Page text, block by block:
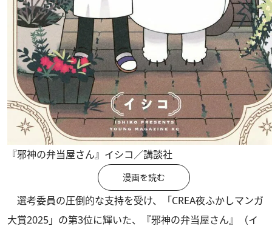
『邪神の弁当屋さん』イシコ／講談社
漫画を読む
選考委員の圧倒的な支持を受け、「CREA夜ふかしマンガ
大賞2025」の第3位に輝いた、『邪神の弁当屋さん』（イ